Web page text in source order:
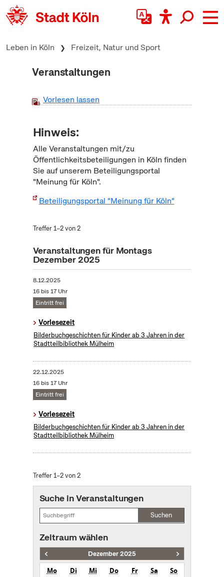
zum Inhalt springen
Leben in Köln Freizeit, Natur und Sport
Veranstaltungen
Vorlesen lassen
Hinweis:
Alle Veranstaltungen mit/zu
Öffentlichkeitsbeteiligungen in Köln finden
Sie auf unserem Beteiligungsportal
"Meinung für Köln".
Beteiligungsportal "Meinung für Köln"
Treffer 1–2 von 2
Veranstaltungen für Montags
Dezember 2025
8.12.2025
16 bis 17 Uhr
Eintritt frei
Vorlesezeit
Bilderbuchgeschichten für Kinder ab 3 Jahren in der
Stadtteilbibliothek Mülheim
22.12.2025
16 bis 17 Uhr
Eintritt frei
Vorlesezeit
Bilderbuchgeschichten für Kinder ab 3 Jahren in der
Stadtteilbibliothek Mülheim
Treffer 1–2 von 2
Suche in Veranstaltungen
Suchen
Zeitraum wählen
Dezember 2025
Mo Di Mi Do Fr Sa
So